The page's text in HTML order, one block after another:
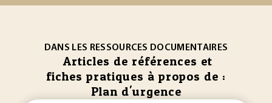
DANS LES RESSOURCES DOCUMENTAIRES
Articles de références et
fiches pratiques à propos de :
Plan d'urgence